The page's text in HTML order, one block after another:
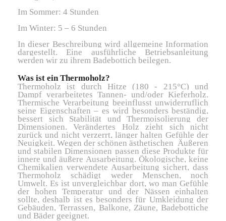
Im Sommer: 4 Stunden
Im Winter: 5 – 6 Stunden
In dieser Beschreibung wird allgemeine Information
dargestellt. Eine ausführliche Betriebsanleitung
werden wir zu ihrem Badebottich beilegen.
Was ist ein Thermoholz?
Thermoholz ist durch Hitze (180 - 215°C) und
Dampf verarbeitetes Tannen- und/oder Kieferholz.
Thermische Verarbeitung beeinflusst unwiderruflich
seine Eigenschaften – es wird besonders beständig,
bessert sich Stabilität und Thermoisolierung der
Dimensionen. Verändertes Holz zieht sich nicht
zurück und nicht verzerrt, länger halten Gefühle der
Neuigkeit. Wegen der schönen ästhetischen Äußeren
und stabilen Dimensionen passen diese Produkte für
innere und äußere Ausarbeitung. Ökologische, keine
Chemikalien verwendete Ausarbeitung sichert, dass
Thermoholz schädigt weder Menschen, noch
Umwelt. Es ist unvergleichbar dort, wo man Gefühle
der hohen Temperatur und der Nässen einhalten
sollte, deshalb ist es besonders für Umkleidung der
Gebäuden, Terrassen, Balkone, Zäune, Badebottiche
und Bäder geeignet.